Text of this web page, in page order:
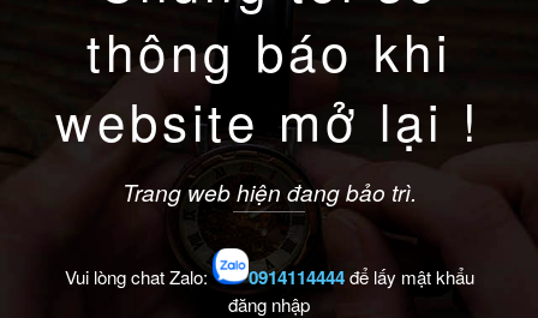
thông báo khi
website mở lại !
Trang web hiện đang bảo trì.
Vui lòng chat Zalo: 0914114444để lấy mật khẩu
đăng nhập